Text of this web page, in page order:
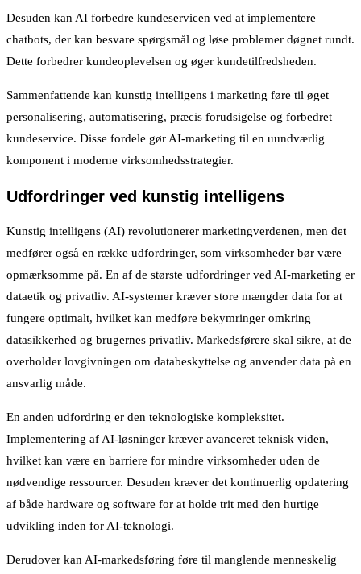
Desuden kan AI forbedre kundeservicen ved at implementere
chatbots, der kan besvare spørgsmål og løse problemer døgnet rundt.
Dette forbedrer kundeoplevelsen og øger kundetilfredsheden.
Sammenfattende kan kunstig intelligens i marketing føre til øget
personalisering, automatisering, præcis forudsigelse og forbedret
kundeservice. Disse fordele gør AI-marketing til en uundværlig
komponent i moderne virksomhedsstrategier.
Udfordringer ved kunstig intelligens
Kunstig intelligens (AI) revolutionerer marketingverdenen, men det
medfører også en række udfordringer, som virksomheder bør være
opmærksomme på. En af de største udfordringer ved AI-marketing er
dataetik og privatliv. AI-systemer kræver store mængder data for at
fungere optimalt, hvilket kan medføre bekymringer omkring
datasikkerhed og brugernes privatliv. Markedsførere skal sikre, at de
overholder lovgivningen om databeskyttelse og anvender data på en
ansvarlig måde.
En anden udfordring er den teknologiske kompleksitet.
Implementering af AI-løsninger kræver avanceret teknisk viden,
hvilket kan være en barriere for mindre virksomheder uden de
nødvendige ressourcer. Desuden kræver det kontinuerlig opdatering
af både hardware og software for at holde trit med den hurtige
udvikling inden for AI-teknologi.
Derudover kan AI-markedsføring føre til manglende menneskelig